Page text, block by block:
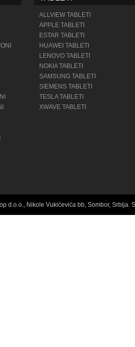
ALLVIEW TABLETI
APPLE TABLETI
ESTAR TABLETI
HUAWEI TABLETI
LENOVO TABLETI
NOKIA TABLETI
SAMSUNG TABLETI
SIEMENS TABLETI
TESLA TABLETI
XWAVE TABLETI
d.o.o., Nikole Vukićevića bb, Sombor, Srbija.